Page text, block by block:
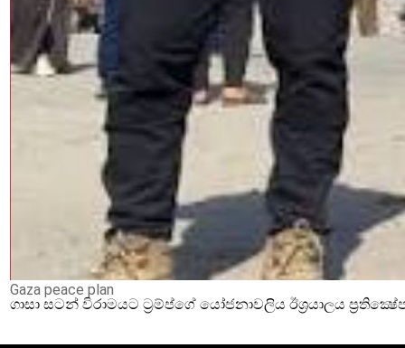
Gaza peace plan
ගාසා සටන් විරාමයට ට්‍රම්ප්ගේ යෝජනාවලිය ඊශ්‍රයාලය